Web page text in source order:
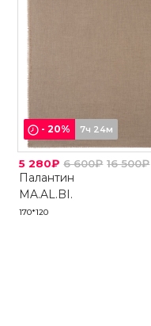
-20% 7ч 24м
5 280₽ 6 600₽ 16 500₽
Палантин
MA.AL.BI.
170*120